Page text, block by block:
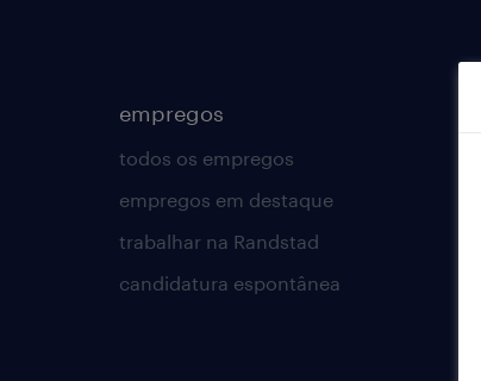
empregos
todos os empregos
empregos em destaque
trabalhar na Randstad
candidatura espontânea